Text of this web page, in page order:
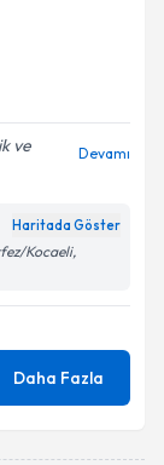
ve
Devamı
Haritada Göster
Kocaeli,
Daha Fazla